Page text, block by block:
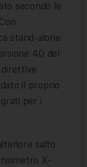
secondo le
stand-alone
4.0 del
il proprio
per i
salto
X-